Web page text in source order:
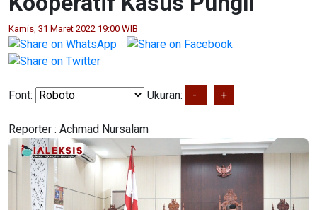
Kamis, 31 Maret 2022 19:00 WIB
Font: Ukuran: - +
Reporter : Achmad Nursalam